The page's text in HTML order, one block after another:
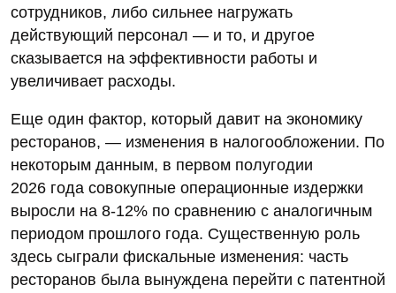
сотрудников, либо сильнее нагружать
действующий персонал — и то, и другое
сказывается на эффективности работы и
увеличивает расходы.
Еще один фактор, который давит на экономику
ресторанов, — изменения в налогообложении. По
некоторым данным, в первом полугодии
2026 года совокупные операционные издержки
выросли на 8-12% по сравнению с аналогичным
периодом прошлого года. Существенную роль
здесь сыграли фискальные изменения: часть
ресторанов была вынуждена перейти с патентной